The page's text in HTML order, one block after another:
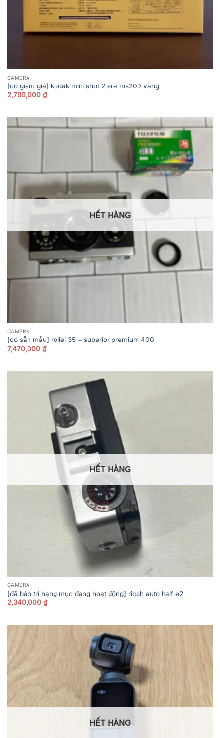
CAMERA
[có giảm giá] kodak mini shot 2 era ms200 vàng
2,790,000 ₫
HẾT HÀNG
CAMERA
[có sẵn mẫu] rollei 35 + superior premium 400
7,470,000 ₫
HẾT HÀNG
CAMERA
[đã bảo trì hạng mục đang hoạt động] ricoh auto half e2
2,340,000 ₫
HẾT HÀNG